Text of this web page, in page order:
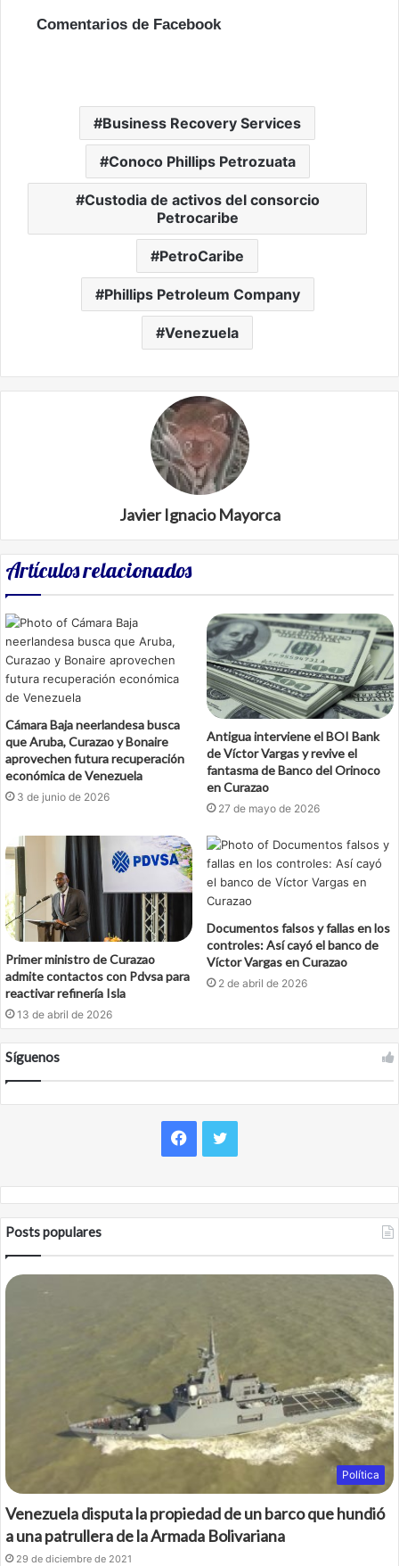
Comentarios de Facebook
Business Recovery Services
Conoco Phillips Petrozuata
Custodia de activos del consorcio
Petrocaribe
PetroCaribe
Phillips Petroleum Company
Venezuela
Javier Ignacio Mayorca
Artículos relacionados
Cámara Baja neerlandesa busca
que Aruba, Curazao y Bonaire
aprovechen futura recuperación
económica de Venezuela
3 de junio de 2026
Antigua interviene el BOI Bank
de Víctor Vargas y revive el
fantasma de Banco del Orinoco
en Curazao
27 de mayo de 2026
Primer ministro de Curazao
admite contactos con Pdvsa para
reactivar refinería Isla
13 de abril de 2026
Documentos falsos y fallas en los
controles: Así cayó el banco de
Víctor Vargas en Curazao
2 de abril de 2026
Síguenos
Facebook
Twitter
Posts populares
Política
Venezuela disputa la propiedad de un barco que hundió
a una patrullera de la Armada Bolivariana
29 de diciembre de 2021